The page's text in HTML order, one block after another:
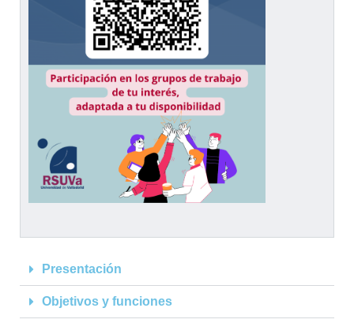
Presentación
Objetivos y funciones